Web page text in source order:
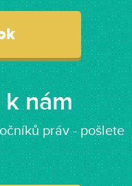
nám
práv - pošlete